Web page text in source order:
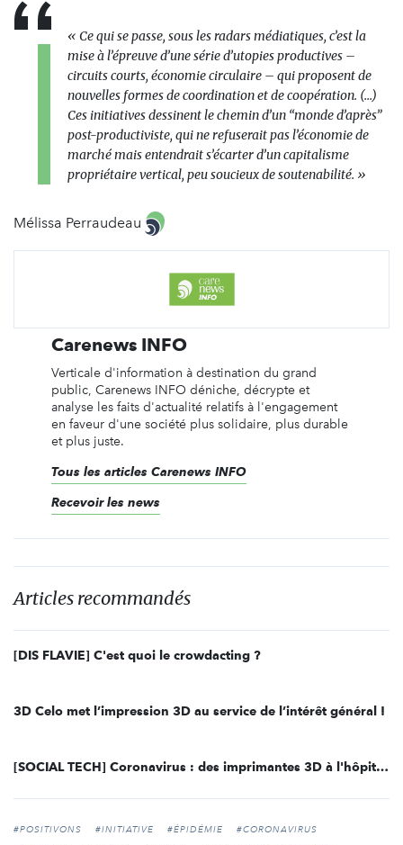
« Ce qui se passe, sous les radars médiatiques, c’est la
mise à l’épreuve d’une série d’utopies productives –
circuits courts, économie circulaire – qui proposent de
nouvelles formes de coordination et de coopération. (...)
Ces initiatives dessinent le chemin d’un “monde d’après”
post-productiviste, qui ne refuserait pas l’économie de
marché mais entendrait s’écarter d’un capitalisme
propriétaire vertical, peu soucieux de soutenabilité. »
Mélissa Perraudeau
Carenews INFO
Verticale d'information à destination du grand
public, Carenews INFO déniche, décrypte et
analyse les faits d'actualité relatifs à l'engagement
en faveur d'une société plus solidaire, plus durable
et plus juste.
Tous les articles Carenews INFO
Recevoir les news
Articles recommandés
[DIS FLAVIE] C'est quoi le crowdacting ?
3D Celo met l’impression 3D au service de l’intérêt général !
[SOCIAL TECH] Coronavirus : des imprimantes 3D à l'hôpital Cochin
#POSITIVONS #INITIATIVE #ÉPIDÉMIE
#CORONAVIRUS